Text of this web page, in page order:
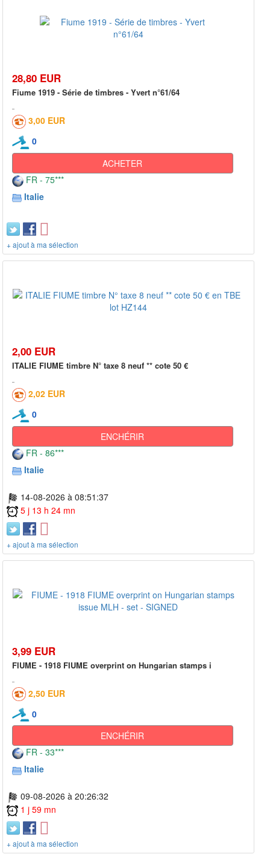
28,80 EUR
Fiume 1919 - Série de timbres - Yvert n°61/64
3,00 EUR
0
ACHETER
FR - 75***
Italie
+ ajout à ma sélection
2,00 EUR
ITALIE FIUME timbre N° taxe 8 neuf ** cote 50 €
2,02 EUR
0
ENCHÉRIR
FR - 86***
Italie
14-08-2026 à 08:51:37
5 j 13 h 24 mn
+ ajout à ma sélection
3,99 EUR
FIUME - 1918 FIUME overprint on Hungarian stamps i
2,50 EUR
0
ENCHÉRIR
FR - 33***
Italie
09-08-2026 à 20:26:32
1 j 59 mn
+ ajout à ma sélection